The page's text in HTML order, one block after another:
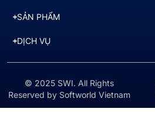
SẢN PHẨM
DỊCH VỤ
© 2025 SWI. All Rights
Reserved by Softworld Vietnam